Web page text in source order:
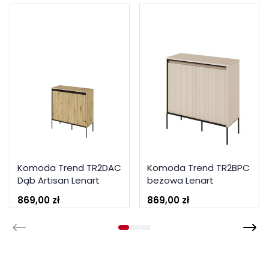
Komoda Trend TR2DAC
Dąb Artisan Lenart
869,00 zł
Komoda Trend TR2BPC
beżowa Lenart
869,00 zł